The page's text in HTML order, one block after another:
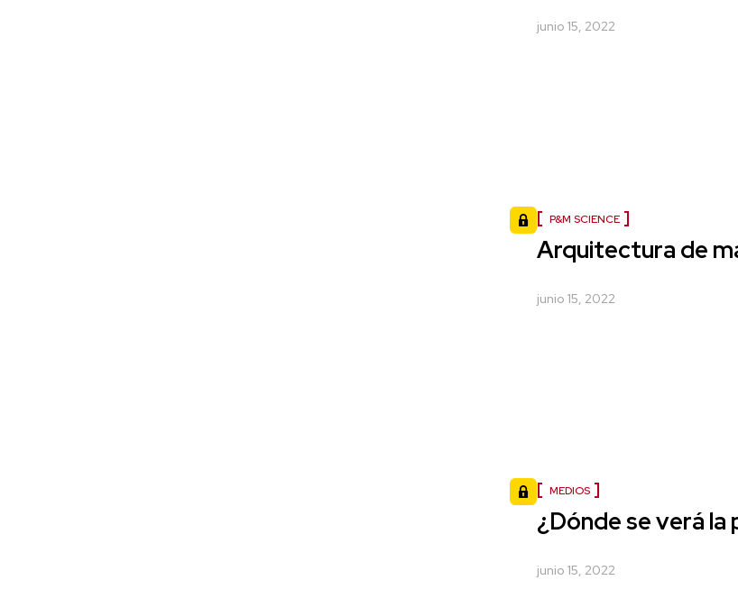
junio 15, 2022
P&M SCIENCE
Arquitectura de
junio 15, 2022
MEDIOS
¿Dónde se verá la
junio 15, 2022